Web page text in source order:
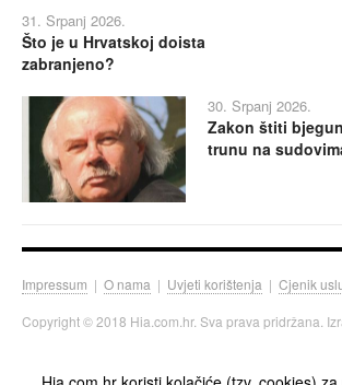
31. Srpanj 2026.
Što je u Hrvatskoj doista
zabranjeno?
30. Srpanj 2026.
Zakon štiti
trunu na
Impressum | O nama | Uvjeti korištenja | Cjenik
Copyright © 2018 Hia.com.hr. Sva prava pridržana.